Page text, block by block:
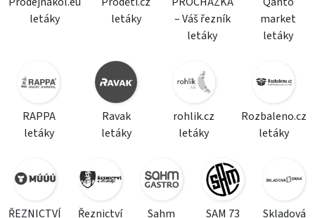
letáky
letáky
– Váš řezník
letáky
market
letáky
RAPPA
letáky
Ravak
letáky
rohlik.cz
letáky
Rozbaleno.cz
letáky
ŘEZNICTVÍ
Řeznictví
Sahm
SAM 73
Skladová